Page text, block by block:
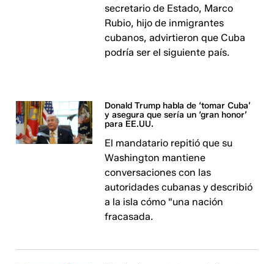
secretario de Estado, Marco
Rubio, hijo de inmigrantes
cubanos, advirtieron que Cuba
podría ser el siguiente país.
Donald Trump habla de ‘tomar Cuba’
y asegura que sería un ‘gran honor’
para EE.UU.
El mandatario repitió que su
Washington mantiene
conversaciones con las
autoridades cubanas y describió
a la isla cómo "una nación
fracasada.